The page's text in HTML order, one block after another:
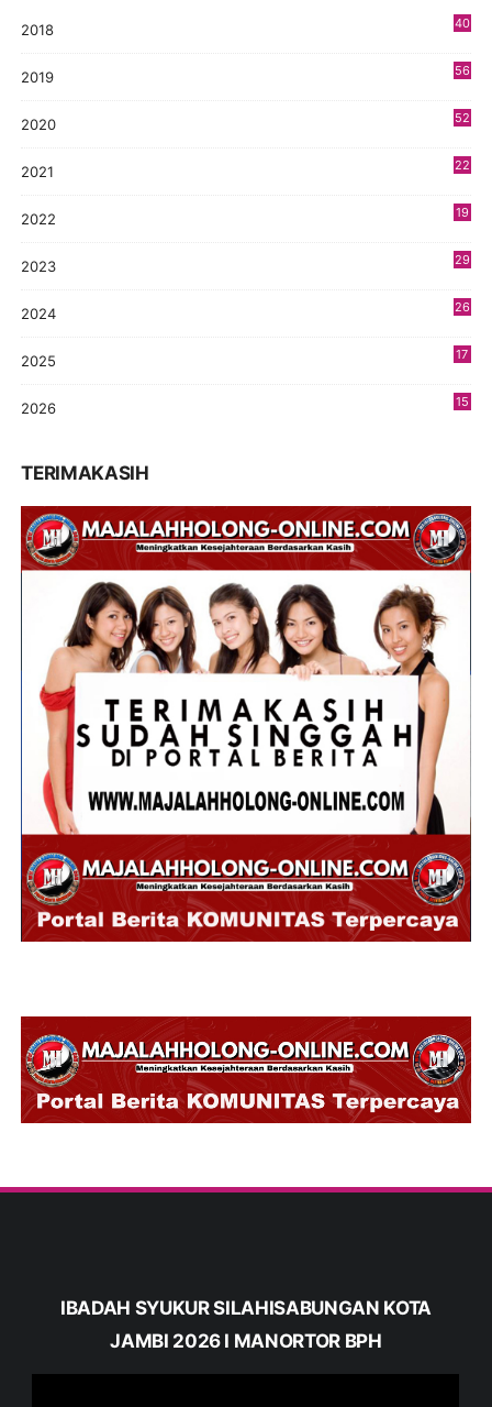
2018
40
2019
56
2020
52
2021
22
2022
19
2023
29
2024
26
2025
17
2026
15
TERIMAKASIH
IBADAH SYUKUR SILAHISABUNGAN KOTA
JAMBI 2026 I MANORTOR BPH